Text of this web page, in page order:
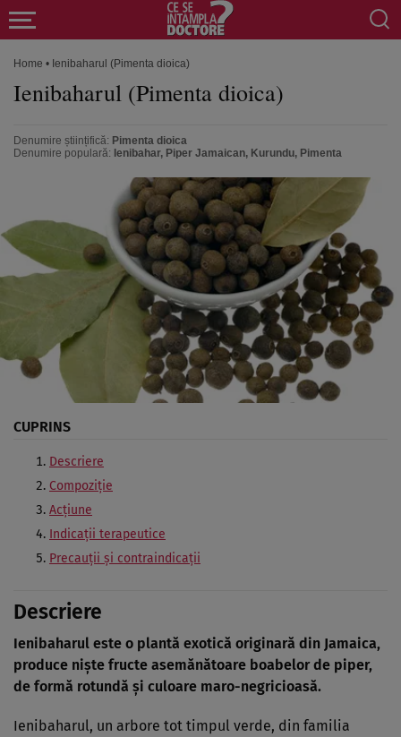
Home • Ienibaharul (Pimenta dioica)
Ienibaharul (Pimenta dioica)
Denumire științifică: Pimenta dioica
Denumire populară: Ienibahar, Piper Jamaican, Kurundu, Pimenta
CUPRINS
Descriere
Compoziţie
Acţiune
Indicaţii terapeutice
Precauţii şi contraindicaţii
Descriere
Ienibaharul este o plantă exotică originară din Jamaica,
produce nişte fructe asemănătoare boabelor de piper,
de formă rotundă şi culoare maro-negricioasă.
Ienibaharul, un arbore tot timpul verde, din familia